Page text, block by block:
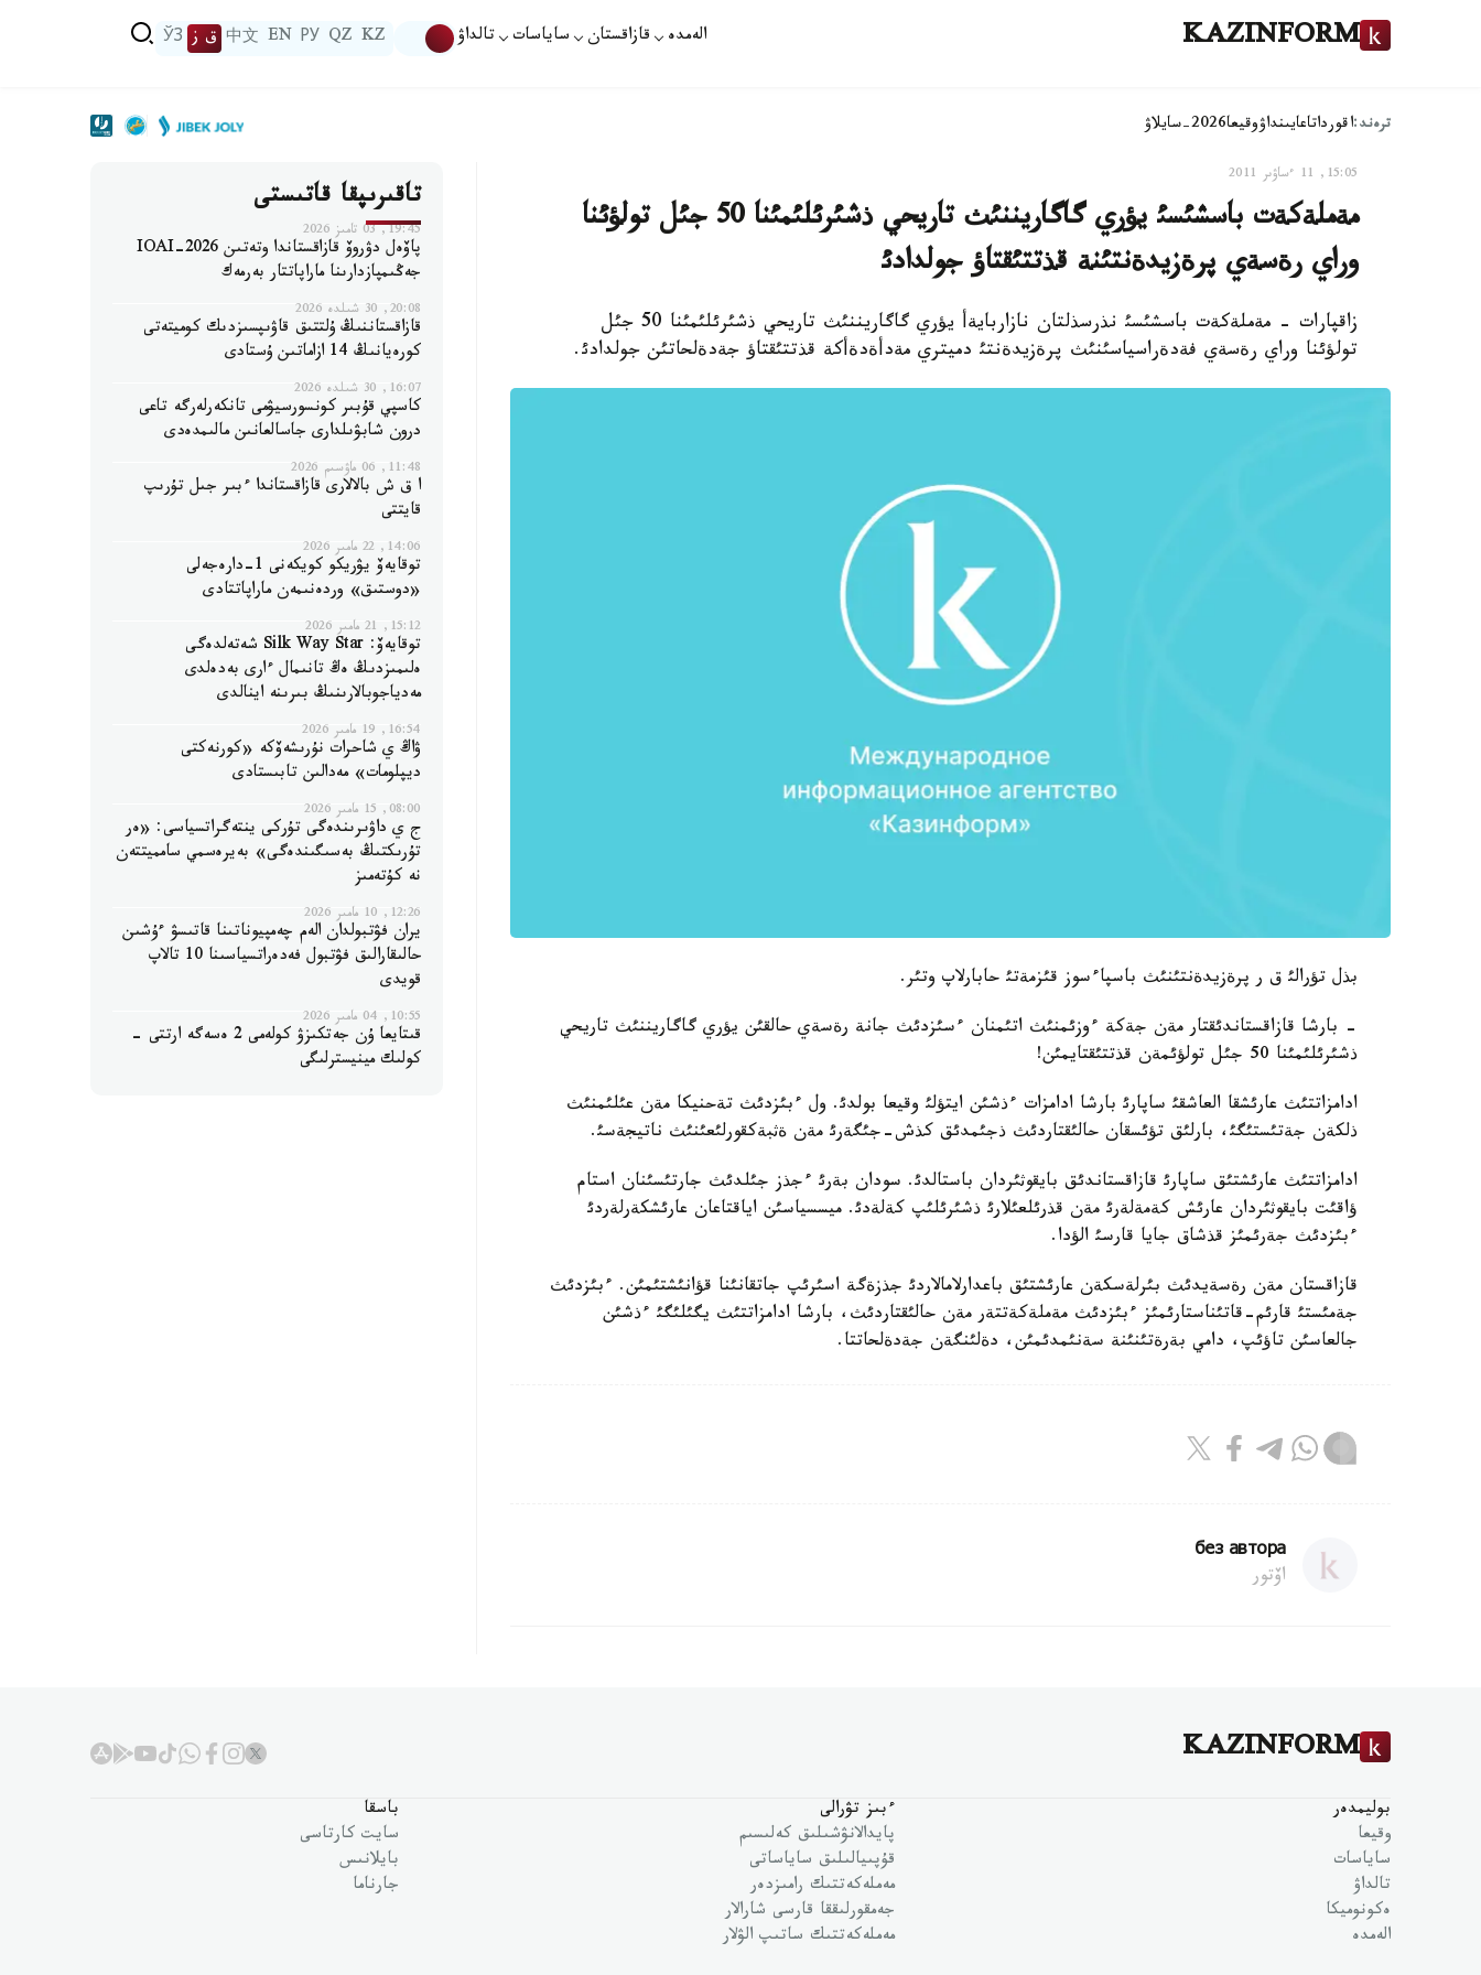
KAZINFORM الەمدە قازاقستان ساياسات تالداۋ KZ
QZ
РУ
EN
中文 ق ز ЎЗ
ترەند:اقورداتاعايىنداۋوقيعا2026-سايلاۋ
15:05, 11 ءساۋىر 2011
مةملةكةت باسشئسئ يؤري گاگاريننئث تاريحي ذشئرئلئمئنا 50 جئل تولؤئنا
وراي رةسةي پرةزيدةنتئنة قذتتئقتاؤ جولدادئ
زاقپارات - مةملةكةت باسشئسئ نذرسذلتان نازاربايةأ يؤري گاگاريننئث تاريحي ذشئرئلئمئنا 50 جئل
تولؤئنا وراي رةسةي فةدةراسياسئنئث پرةزيدةنتئ دميتري مةدأةدةأكة قذتتئقتاؤ جةدةلحاتئن جولدادئ.
بذل تؤرالئ ق ر پرةزيدةنتئنئث باسپاءسوز قئزمةتئ حابارلاپ وتئر.
- بارشا قازاقستاندئقتار مةن جةكة ءوزئمنئث اتئمنان ءسئزدئث جانة رةسةي حالقئن يؤري گاگاريننئث تاريحي
ذشئرئلئمئنا 50 جئل تولؤئمةن قذتتئقتايمئن!
ادامزاتتئث عارئشقا العاشقئ ساپارئ بارشا ادامزات ءذشئن ايتؤلئ وقيعا بولدئ. ول ءبئزدئث تةحنيكا مةن عئلئمنئث
ذلكةن جةتئستئگئ، بارلئق تؤئسقان حالئقتاردئث ذجئمدئق كذش-جئگةرئ مةن ةثبةكقورلئعئنئث ناتيجةسئ.
ادامزاتتئث عارئشتئق ساپارئ قازاقستاندئق بايقوثئردان باستالدئ. سودان بةرئ ءجذز جئلدئث جارتئسئنان استام
ؤاقئت بايقوثئردان عارئش كةمةلةرئ مةن قذرئلعئلارئ ذشئرئلئپ كةلةدئ. ميسسياسئن اياقتاعان عارئشكةرلةردئ
ءبئزدئث جةرئمئز قذشاق جايا قارسئ الؤدا.
قازاقستان مةن رةسةيدئث بئرلةسكةن عارئشتئق باعدارلامالاردئ جذزةگة اسئرئپ جاتقانئنا قؤانئشتئمئن. ءبئزدئث
جةمئستئ قارئم-قاتئناستارئمئز ءبئزدئث مةملةكةتتةر مةن حالئقتاردئث، بارشا ادامزاتتئث يگئلئگئ ءذشئن
جالعاسئن تاؤئپ، دامي بةرةتئنئنة سةنئمدئمئن، دةلئنگةن جةدةلحاتتا.
без автора
اۆتور
تاقىرىپقا قاتىستى
19:45, 03 تامىز 2026
پاۆەل دۋروۆ قازاقستاندا وتەتىن IOAI-2026
جەڭىمپازدارىنا ماراپاتتار بەرمەك
20:08, 30 شىلدە 2026
قازاقستاننىڭ ۇلتتىق قاۋىپسىزدىك كوميتەتى
كورەيانىڭ 14 ازاماتىن ۇستادى
16:07, 30 شىلدە 2026
كاسپي قۇبىر كونسورسيۋمى تانكەرلەرگە تاعى
درون شابۋىلدارى جاسالعانىن مالىمدەدى
11:48, 06 ماۋسىم 2026
ا ق ش بالالارى قازاقستاندا ءبىر جىل تۇرىپ
قايتتى
14:06, 22 مامىر 2026
توقايەۆ يۋريكو كويكەنى 1-دارەجەلى
«دوستىق» وردەنىمەن ماراپاتتادى
15:12, 21 مامىر 2026
توقايەۆ: Silk Way Star شەتەلدەگى
ەلىمىزدىڭ ەڭ تانىمال ءارى بەدەلدى
مەدياجوبالارىنىڭ بىرىنە اينالدى
16:54, 19 مامىر 2026
ۋاڭ ي شاحرات نۇرىشەۆكە «كورنەكتى
ديپلومات» مەدالىن تابىستادى
08:00, 15 مامىر 2026
ج ي داۋىرىندەگى تۇركى ينتەگراتسياسى: «ەر
تۇرىكتىڭ بەسىگىندەگى» بەيرەسمي سامميتتەن
نە كۇتەمىز
12:26, 10 مامىر 2026
يران فۋتبولدان الەم چەمپيوناتىنا قاتىسۋ ءۇشىن
حالىقارالىق فۋتبول فەدەراتسياسىنا 10 تالاپ
قويدى
10:55, 04 مامىر 2026
قىتايعا ۇن جەتكىزۋ كولەمى 2 ەسەگە ارتتى -
كولىك مينيسترلىگى
KAZINFORM
بوليمدەر
وقيعا
ساياسات
تالداۋ
ەكونوميكا
الەمدە
ءبىز تۋرالى
پايدالانۋشىلىق كەلىسىم
قۇپىيالىلىق ساياساتى
مەملەكەتتىك رامىزدەر
جەمقورلىققا قارسى شارالار
مەملەكەتتىك ساتىپ الۋلار
باسقا
سايت كارتاسى
بايلانىس
جارناما